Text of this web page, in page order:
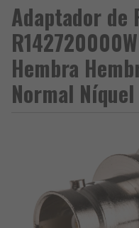
Adaptador de
Hembra
Normal Níquel